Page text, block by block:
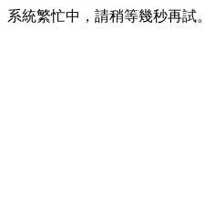
系統繁忙中，請稍等幾秒再試。